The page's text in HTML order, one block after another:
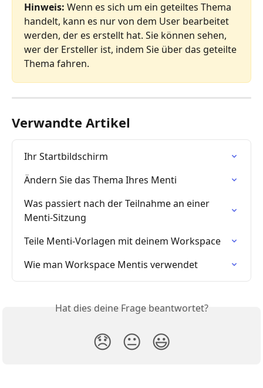
Hinweis: Wenn es sich um ein geteiltes Thema
handelt, kann es nur von dem User bearbeitet
werden, der es erstellt hat. Sie können sehen,
wer der Ersteller ist, indem Sie über das geteilte
Thema fahren.
Verwandte Artikel
Ihr Startbildschirm
Ändern Sie das Thema Ihres Menti
Was passiert nach der Teilnahme an einer
Menti-Sitzung
Teile Menti-Vorlagen mit deinem Workspace
Wie man Workspace Mentis verwendet
Hat dies deine Frage beantwortet?
😞 😐 😃